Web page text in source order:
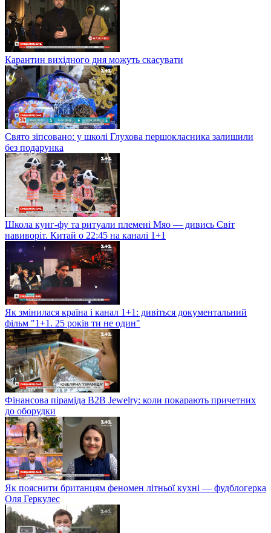
Карантин вихідного дня можуть скасувати
Свято зіпсовано: у школі Глухова першокласника залишили
без подарунка
Школа кунг-фу та ритуали племені Мяо — дивись Світ
навиворіт. Китай о 22:45 на каналі 1+1
Як змінилася країна і канал 1+1: дивіться документальний
фільм "1+1. 25 років ти не один"
Фінансова піраміда B2B Jewelry: коли покарають причетних
до оборудки
Як пояснити британцям феномен літньої кухні — фудблогерка
Оля Геркулес